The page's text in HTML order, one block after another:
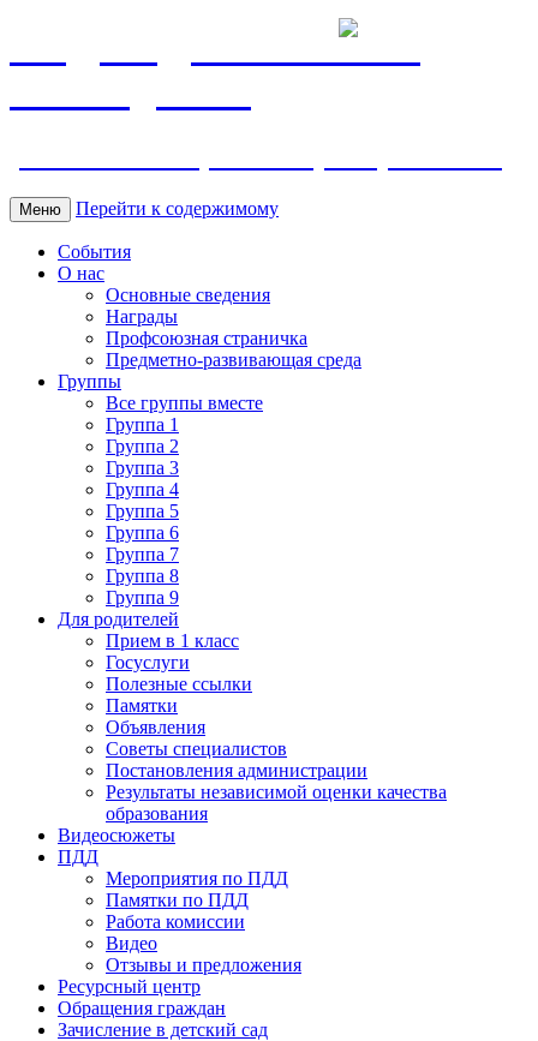
МБДОУ ДС "Калинка"
Меню Перейти к содержимому
События
О нас
Основные сведения
Награды
Профсоюзная страничка
Предметно-развивающая среда
Группы
Все группы вместе
Группа 1
Группа 2
Группа 3
Группа 4
Группа 5
Группа 6
Группа 7
Группа 8
Группа 9
Для родителей
Прием в 1 класс
Госуслуги
Полезные ссылки
Памятки
Объявления
Советы специалистов
Постановления администрации
Результаты независимой оценки качества
образования
Видеосюжеты
ПДД
Мероприятия по ПДД
Памятки по ПДД
Работа комиссии
Видео
Отзывы и предложения
Ресурсный центр
Обращения граждан
Зачисление в детский сад